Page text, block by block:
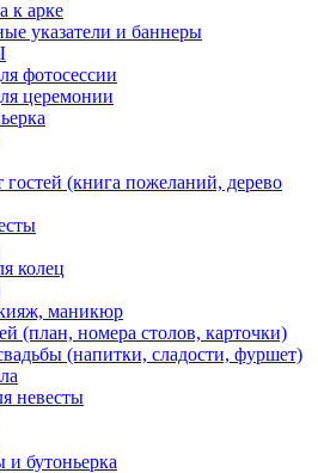
к арке
указатели и баннеры
фотосессии
церемонии
(книга пожеланий, дерево
колец
маникюр
(план, номера столов, карточки)
(напитки, сладости, фуршет)
невесты
и бутоньерка